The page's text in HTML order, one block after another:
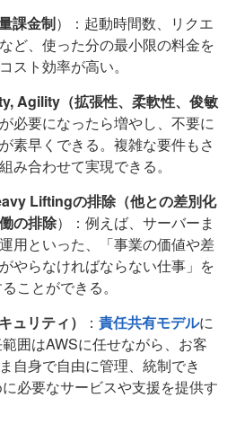
課金制）：起動時間数、リクエ
ど、使った分の最小限の料金を
スト効率が高い。
Agility（拡張性、柔軟性、俊敏
必要になったら増やし、不要に
素早くできる。複雑な要件もさ
み合わせて実現できる。
Liftingの排除（他との差別化
の排除）：例えば、サーバーま
用といった、「事業の価値や差
やらなければならない仕事」を
ことができる。
ュリティ）
： 責任共有モデルに
囲はAWSに任せながら、お客
自身で自由に管理、統制でき
必要なサービスや支援を提供す